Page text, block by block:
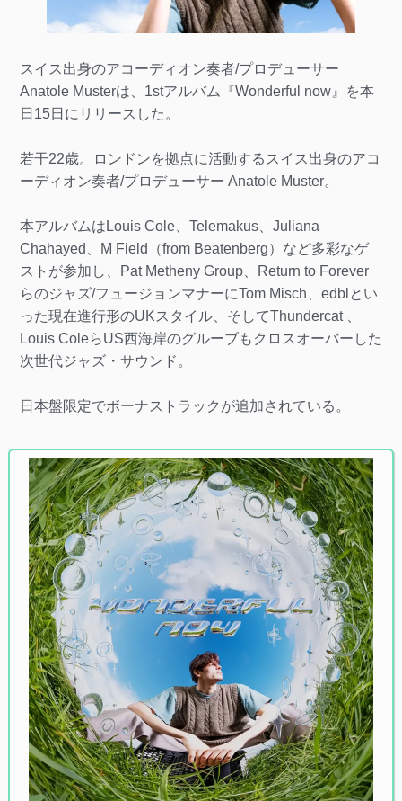
スイス出身のアコーディオン奏者/プロデューサー
Anatole Musterは、1stアルバム『Wonderful now』を本
日15日にリリースした。
若干22歳。ロンドンを拠点に活動するスイス出身のアコ
ーディオン奏者/プロデューサー Anatole Muster。
本アルバムはLouis Cole、Telemakus、Juliana
Chahayed、M Field（from Beatenberg）など多彩なゲ
ストが参加し、Pat Metheny Group、Return to Forever
らのジャズ/フュージョンマナーにTom Misch、edblとい
った現在進行形のUKスタイル、そしてThundercat 、
Louis ColeらUS西海岸のグルーブもクロスオーバーした
次世代ジャズ・サウンド。
日本盤限定でボーナストラックが追加されている。